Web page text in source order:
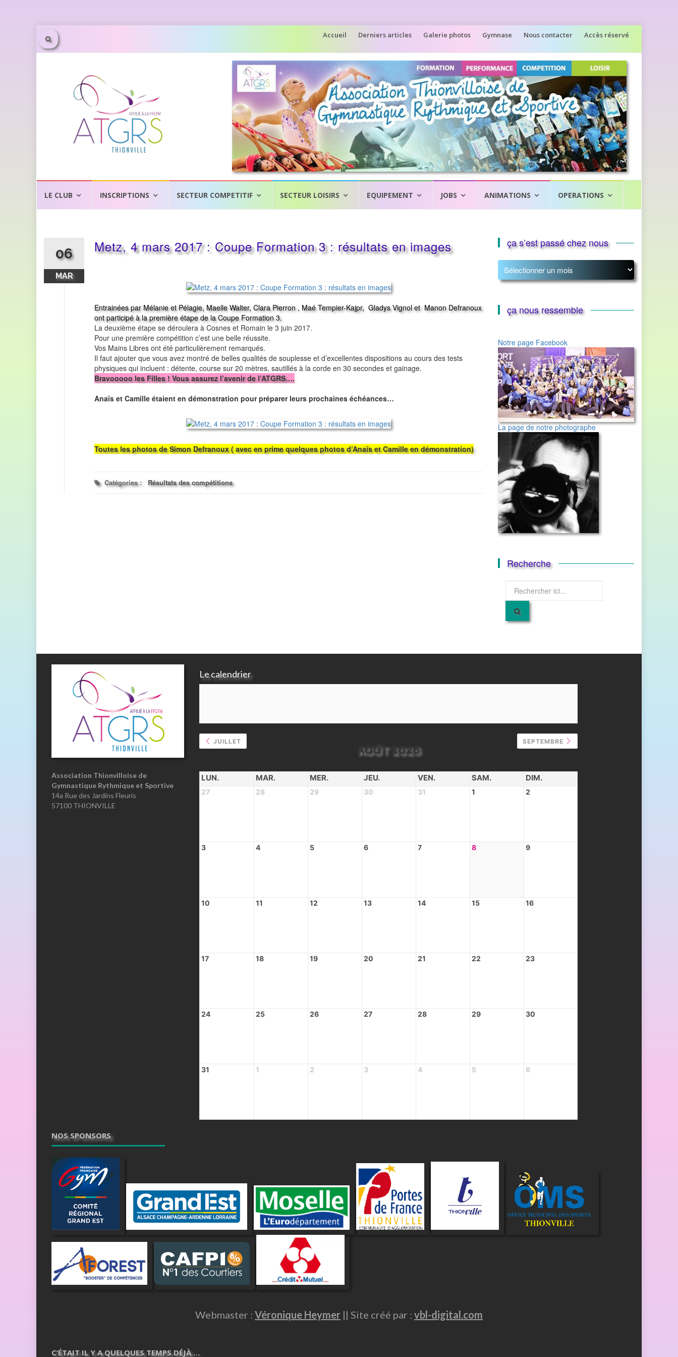
Aller
au
contenu
Accueil Derniers articles Galerie photos Gymnase Nous contacter Accès réservé
LE CLUB INSCRIPTIONS SECTEUR COMPETITIF SECTEUR LOISIRS EQUIPEMENT JOBS ANIMATIONS OPERATIONS
06
MAR
Metz, 4 mars 2017 : Coupe Formation 3 : résultats en images
Entrainées par Mélanie et Pélagie, Maelle Walter, Clara Pierron , Maé Tempier-Kajpr, Gladys Vignol et Manon Defranoux
ont participé à la première étape de la Coupe Formation 3.
La deuxième étape se déroulera à Cosnes et Romain le 3 juin 2017.
Pour une première compétition c’est une belle réussite.
Vos Mains Libres ont été particulièrement remarqués.
Il faut ajouter que vous avez montré de belles qualités de souplesse et d’excellentes dispositions au cours des tests
physiques qui incluent : détente, course sur 20 mètres, sautillés à la corde en 30 secondes et gainage.
Bravooooo les Filles ! Vous assurez l’avenir de l’ATGRS….
Anaïs et Camille étaient en démonstration pour préparer leurs prochaines échéances…
Toutes les photos de Simon Defranoux ( avec en prime quelques photos d’Anaïs et Camille en démonstration)
Catégories : Résultats des compétitions
ça s’est passé chez nous
ça
s’est
passé
nousça nous ressemble
Notre page Facebook
La page de notre photographe
Recherche
pour
Association Thionvilloise de
Gymnastique Rythmique et Sportive
14a Rue des Jardins Fleuris
57100 THIONVILLE
Le calendrier
JUILLET
AOÛT 2026
SEPTEMBRE
LUN. MAR. MER. JEU. VEN. SAM. DIM.
27 28 29 30 31 1 2
3 4 5 6 7 8 9
10 11 12 13 14 15 16
17 18 19 20 21 22 23
24 25 26 27 28 29 30
31 1 2 3 4 5 6
NOS SPONSORS
Webmaster : Véronique Heymer || Site créé par : vbl-digital.com
C’ÉTAIT IL Y A QUELQUES TEMPS DÉJÀ …